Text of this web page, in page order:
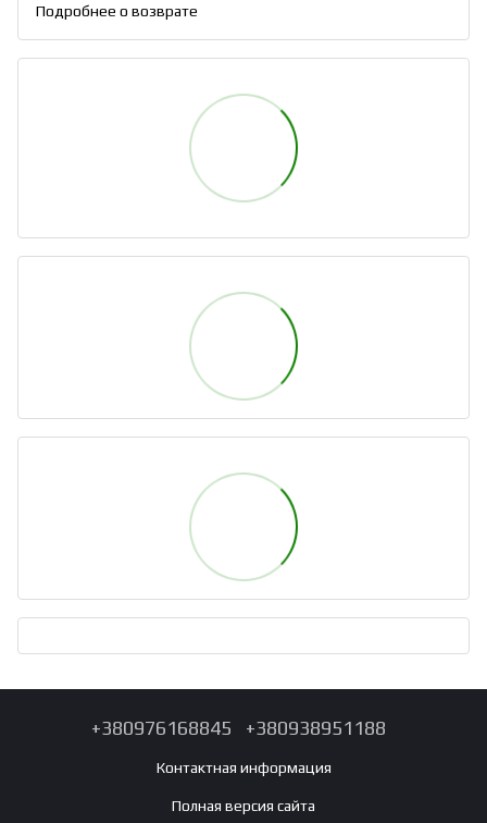
Подробнее о возврате
+380976168845 +380938951188
Контактная информация
Полная версия сайта